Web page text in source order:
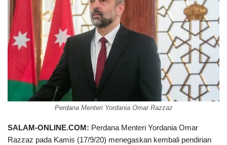
Perdana Menteri Yordania Omar Razzaz
SALAM-ONLINE.COM: Perdana Menteri Yordania Omar
Razzaz pada Kamis (17/9/20) menegaskan kembali pendirian